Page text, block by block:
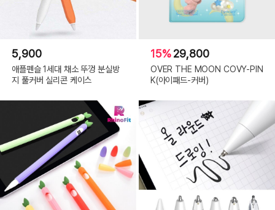
5,900
애플펜슬 1세대 채소 뚜껑 분실방
지 풀커버 실리콘 케이스
15%29,800
OVER THE MOON COVY-PIN
K(아이패드-커버)